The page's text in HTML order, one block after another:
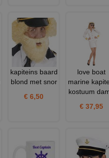
kapiteins baard
blond met snor
€ 6,50
love boat
marine
kostuum
€ 37,95